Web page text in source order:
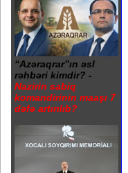
“Azəraqrar”ın əsl
rəhbəri kimdir? -
Nazirin sabiq
komandirinin maaşı 7
dəfə artırılıb?